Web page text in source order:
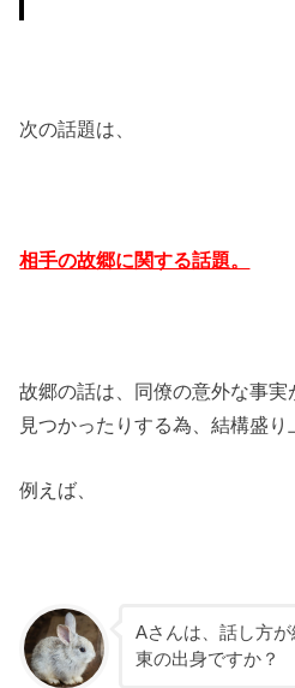
次の話題は、
相手の故郷に関する話題。
故郷の話は、同僚の意外な事
見つかったりする為、結構盛り
例えば、
Aさんは、話し方
東の出身ですか？